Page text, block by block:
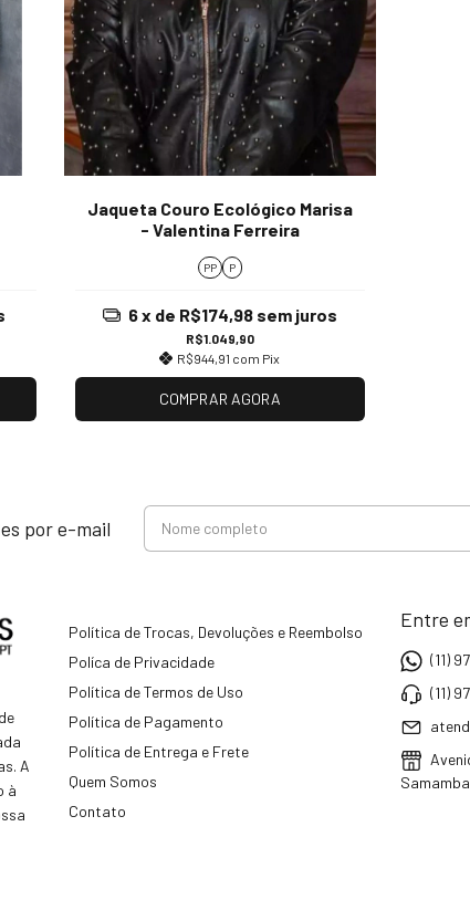
Jaqueta Couro Ecológico Marisa
- Valentina Ferreira
PP P
R$1.049,90
R$944,91 com Pix
6x de R$174,98 sem juros
COMPRAR AGORA
por e-mail
A
à
Política de Trocas, Devoluções e Reembolso
Políca de Privacidade
Política de Termos de Uso
Política de Pagamento
Política de Entrega e Frete
Quem Somos
Contato
Entre
(11)
(11)